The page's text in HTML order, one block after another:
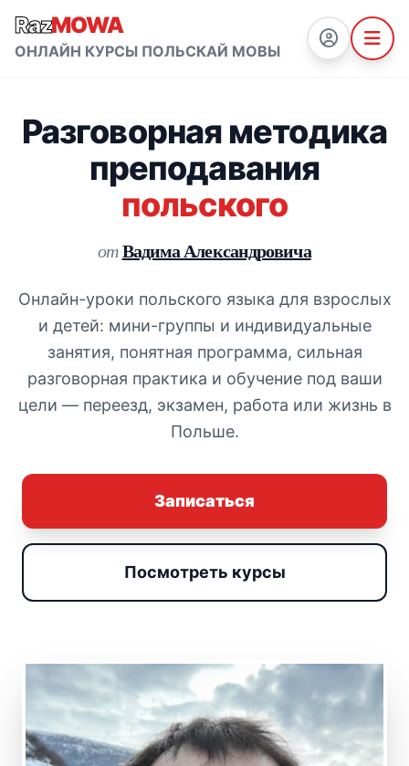
RazMOWA
ОНЛАЙН КУРСЫ ПОЛЬСКАЙ МОВЫ
Разговорная методика
преподавания
польского
отВадима Александровича
Онлайн-уроки польского языка для взрослых
и детей: мини-группы и индивидуальные
занятия, понятная программа, сильная
разговорная практика и обучение под ваши
цели — переезд, экзамен, работа или жизнь в
Польше.
Записаться
Посмотреть курсы